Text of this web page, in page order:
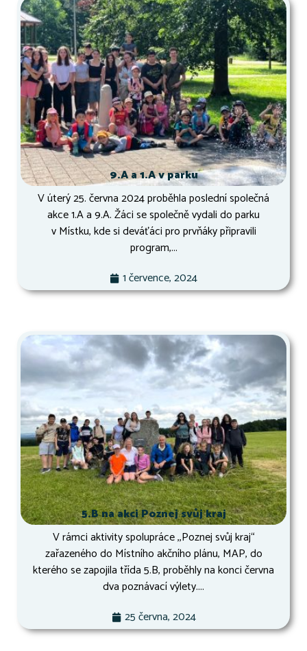
9.A a 1.A v parku
V úterý 25. června 2024 proběhla poslední společná
akce 1.A a 9.A. Žáci se společně vydali do parku
v Místku, kde si deváťáci pro prvňáky připravili
program,...
1 července, 2024
5.B na akci Poznej svůj kraj
V rámci aktivity spolupráce ,,Poznej svůj kraj“
zařazeného do Místního akčního plánu, MAP, do
kterého se zapojila třída 5.B, proběhly na konci června
dva poznávací výlety....
25 června, 2024